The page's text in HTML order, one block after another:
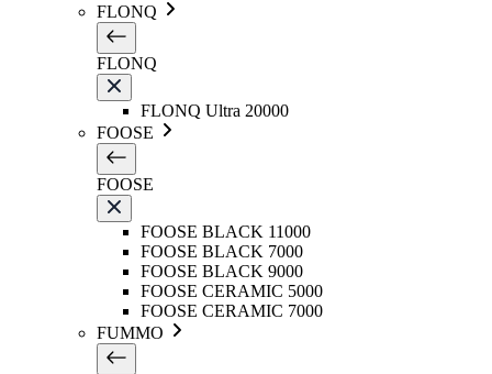
FLONQ
FLONQ
FLONQ Ultra 20000
FOOSE
FOOSE
FOOSE BLACK 11000
FOOSE BLACK 7000
FOOSE BLACK 9000
FOOSE CERAMIC 5000
FOOSE CERAMIC 7000
FUMMO